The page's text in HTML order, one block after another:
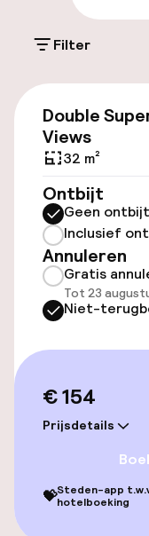
(buiten)
Openbaar
Toegankelijkheid
Overal
Lift
Zwemmen &
Entertainment
Gratis wifi
Tuin
Filter
Double
Views
32 m²
Ontbijt
Geen ontbijt
Inclusief
Annuleren
Gratis
Tot 23
Niet-
€ 154
Prijsdetails
💝Steden-app
hotelboeking